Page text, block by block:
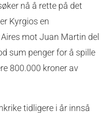
nå å rette på det
Kyrgios en
mot Juan Martin del
sum penger for å spille
800.000 kroner av
tidligere i år innså